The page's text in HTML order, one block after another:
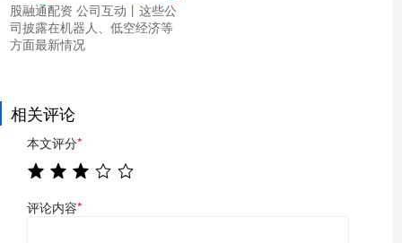
股融通配资 公司互动丨这些公
司披露在机器人、低空经济等
方面最新情况
相关评论
本文评分*
评论内容*